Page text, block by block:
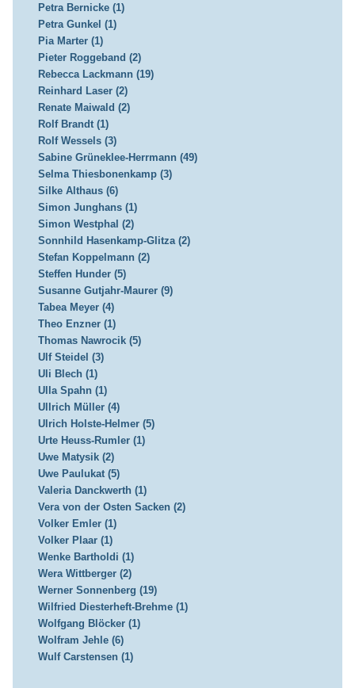
Petra Bernicke (1)
Petra Gunkel (1)
Pia Marter (1)
Pieter Roggeband (2)
Rebecca Lackmann (19)
Reinhard Laser (2)
Renate Maiwald (2)
Rolf Brandt (1)
Rolf Wessels (3)
Sabine Grüneklee-Herrmann (49)
Selma Thiesbonenkamp (3)
Silke Althaus (6)
Simon Junghans (1)
Simon Westphal (2)
Sonnhild Hasenkamp-Glitza (2)
Stefan Koppelmann (2)
Steffen Hunder (5)
Susanne Gutjahr-Maurer (9)
Tabea Meyer (4)
Theo Enzner (1)
Thomas Nawrocik (5)
Ulf Steidel (3)
Uli Blech (1)
Ulla Spahn (1)
Ullrich Müller (4)
Ulrich Holste-Helmer (5)
Urte Heuss-Rumler (1)
Uwe Matysik (2)
Uwe Paulukat (5)
Valeria Danckwerth (1)
Vera von der Osten Sacken (2)
Volker Emler (1)
Volker Plaar (1)
Wenke Bartholdi (1)
Wera Wittberger (2)
Werner Sonnenberg (19)
Wilfried Diesterheft-Brehme (1)
Wolfgang Blöcker (1)
Wolfram Jehle (6)
Wulf Carstensen (1)